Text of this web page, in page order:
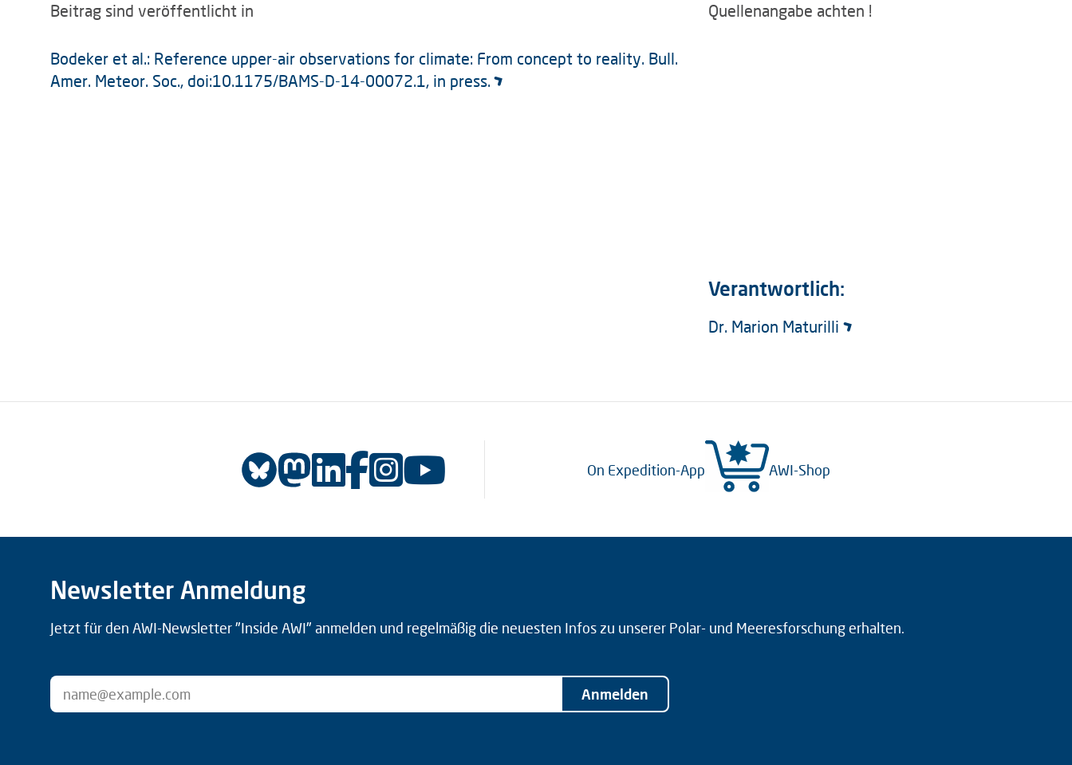
Beitrag sind veröffentlicht in
Bodeker et al.: Reference upper-air observations for climate: From concept to reality. Bull.
Amer. Meteor. Soc., doi:10.1175/BAMS-D-14-00072.1, in press.
Quellenangabe achten !
Verantwortlich:
Dr. Marion Maturilli
On Expedition-App AWI-Shop
Newsletter Anmeldung
Jetzt für den AWI-Newsletter "Inside AWI" anmelden und regelmäßig die neuesten Infos zu unserer Polar- und Meeresforschung erhalten.
Anmelden